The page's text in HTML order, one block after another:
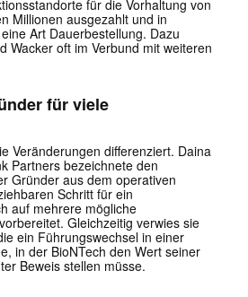
für die Vorhaltung von
Millionen ausgezahlt und in
Art Dauerbestellung. Dazu
Wacker oft im Verbund mit weiteren
für viele
Veränderungen differenziert. Daina
Partners bezeichnete den
Gründer aus dem operativen
Schritt für ein
auf mehrere mögliche
Gleichzeitig verwies sie
ein Führungswechsel in einer
in der BioNTech den Wert seiner
Beweis stellen müsse.